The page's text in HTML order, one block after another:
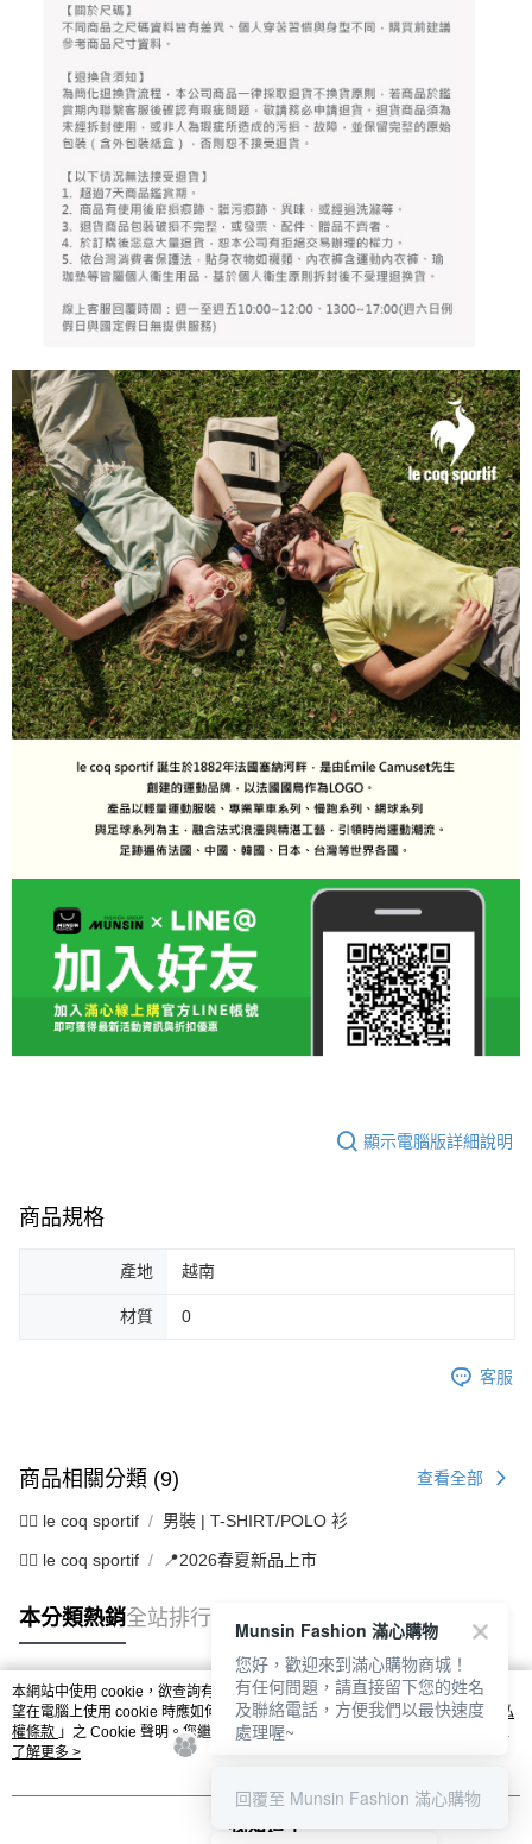
時審查核予不同之上限額度；若仍有額度不足之情形，本公司將視審查結果
請求用戶進行身份認證。
５．嚴禁一人註冊多個帳號或使用他人資訊註冊。若發現惡意使用之情形，
恩沛科技股份有限公司將有權停止該用戶之使用額度並採取法律行動。
離島宅配
免運費
顯示電腦版詳細說明
商品規格
產地 越南
材質 0
客服
商品相關分類 (9) 查看全部
🚴‍♂️ le coq sportif 男裝 | T-SHIRT/POLO 衫
🚴‍♂️ le coq sportif 📍2026春夏新品上市
本分類熱銷全站排行
熱門標籤
本網站中使用 cookie，欲查詢有關本網站使用 cookie 方式之詳情，及若您不希
望在電腦上使用 cookie 時應如何變更電腦的 cookie 設定，請參閱本網站「
隱私
權條款 」之 Cookie 聲明。您繼續使用本網站即表示您同意本公司得按本網站使
用條款之 Cookie 聲明使用 cookie。
了解更多 >
我知道了
Munsin Fashion 滿心購物
您好，歡迎來到滿心購物商城！
有任何問題，請直接留下您的姓名
及聯絡電話，方便我們以最快速度
處理喔~
回覆至 Munsin Fashion 滿心購物